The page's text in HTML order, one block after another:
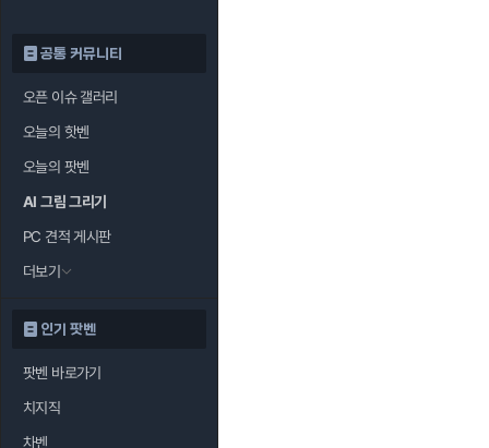
공통 커뮤니티
오픈 이슈 갤러리
오늘의 핫벤
오늘의 팟벤
AI 그림 그리기
PC 견적 게시판
더보기
인기 팟벤
팟벤 바로가기
치지직
차벤